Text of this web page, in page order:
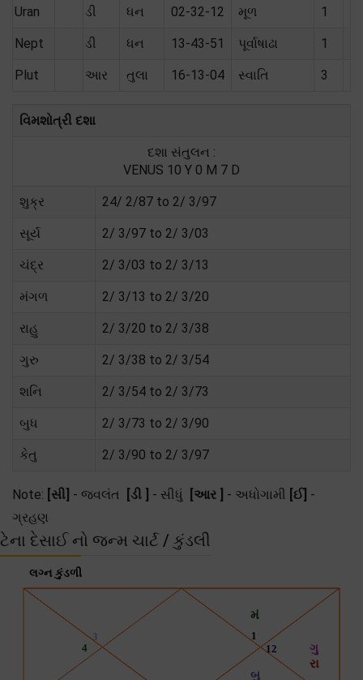
Uran ડી ધન 02-32-12 મૂળ 1
Nept ડી ધન 13-43-51 પૂર્વાષાઢા 1
Plut આર તુલા 16-13-04 સ્વાતિ 3
વિમશોત્રી દશા
દશા સંતુલન :
VENUS 10 Y 0 M 7 D
શુક્ર 24/ 2/87 to 2/ 3/97
સૂર્ય 2/ 3/97 to 2/ 3/03
ચંદ્ર 2/ 3/03 to 2/ 3/13
મંગળ 2/ 3/13 to 2/ 3/20
રાહુ 2/ 3/20 to 2/ 3/38
ગુરુ 2/ 3/38 to 2/ 3/54
શનિ 2/ 3/54 to 2/ 3/73
બુધ 2/ 3/73 to 2/ 3/90
કેતુ 2/ 3/90 to 2/ 3/97
Note: [સી] - જ્વલંત [ડી ] - સીધું [આર ] - અધોગામી [ઈ] -
ગ્રહણ
ટેના દેસાઈ નો જન્મ ચાર્ટ / કુંડલી